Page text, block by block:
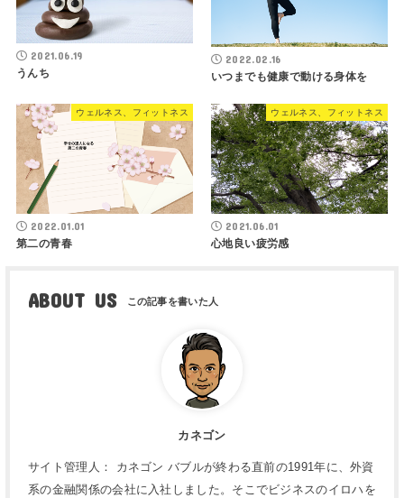
2021.06.19
うんち
2022.02.16
いつまでも健康で動ける身体を
ウェルネス、フィットネス
2022.01.01
第二の青春
ウェルネス、フィットネス
2021.06.01
心地良い疲労感
ABOUT US
カネゴン
サイト管理人： カネゴン バブルが終わる直前の1991年に、外資
系の金融関係の会社に入社しました。そこでビジネスのイロハを